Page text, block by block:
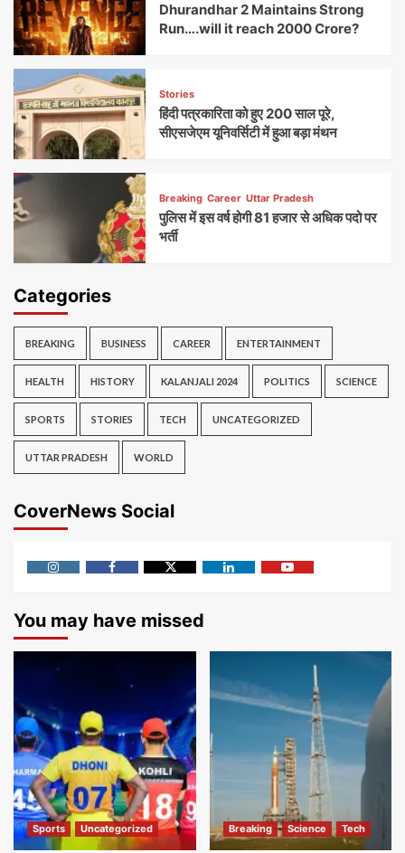
Dhurandhar 2 Maintains Strong
Run….will it reach 2000 Crore?
Stories
हिंदी पत्रकारिता को हुए 200 साल पूरे,
सीएसजेएम यूनिवर्सिटी में हुआ बड़ा मंथन
Breaking Career Uttar Pradesh
पुलिस में इस वर्ष होगी 81 हजार से अधिक पदो पर
भर्ती
Categories
BREAKING BUSINESS CAREER ENTERTAINMENT
HEALTH HISTORY KALANJALI 2024 POLITICS SCIENCE
SPORTS STORIES TECH UNCATEGORIZED
UTTAR PRADESH WORLD
CoverNews Social
You may have missed
Sports Uncategorized Breaking Science Tech